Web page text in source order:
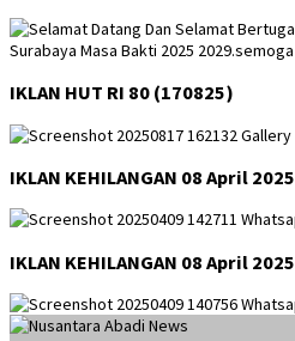
IKLAN HUT RI 80 (170825)
IKLAN KEHILANGAN 08 April 2025
IKLAN KEHILANGAN 08 April 2025